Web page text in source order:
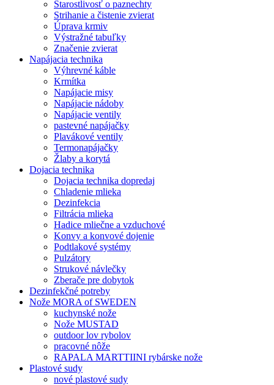
Starostlivosť o paznechty
Strihanie a čistenie zvierat
Úprava krmiv
Výstražné tabuľky
Značenie zvierat
Napájacia technika
Výhrevné káble
Krmítka
Napájacie misy
Napájacie nádoby
Napájacie ventily
pastevné napájačky
Plavákové ventily
Termonapájačky
Žlaby a korytá
Dojacia technika
Dojacia technika dopredaj
Chladenie mlieka
Dezinfekcia
Filtrácia mlieka
Hadice mliečne a vzduchové
Konvy a konvové dojenie
Podtlakové systémy
Pulzátory
Strukové návlečky
Zberače pre dobytok
Dezinfekčné potreby
Nože MORA of SWEDEN
kuchynské nože
Nože MUSTAD
outdoor lov rybolov
pracovné nôže
RAPALA MARTTIINI rybárske nože
Plastové sudy
nové plastové sudy